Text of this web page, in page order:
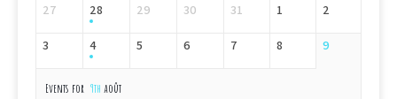
27 28 29 30 31 1 2
3 4 5 6 7 8 9
Events for 9th août